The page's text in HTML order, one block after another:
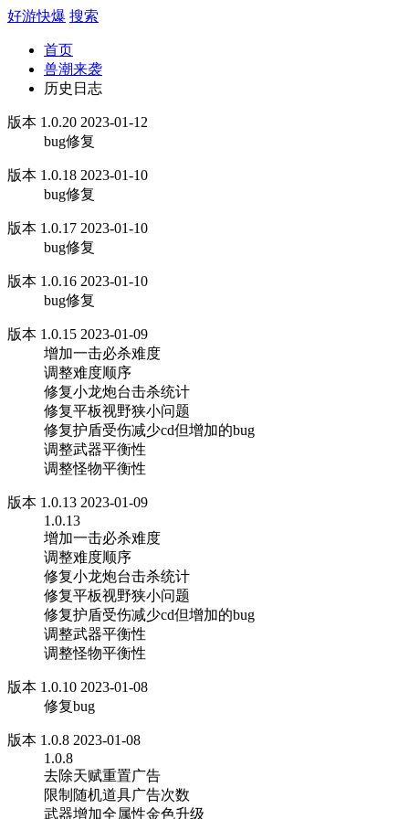
好游快爆 搜索
首页
兽潮来袭
历史日志
版本 1.0.20 2023-01-12
bug修复
版本 1.0.18 2023-01-10
bug修复
版本 1.0.17 2023-01-10
bug修复
版本 1.0.16 2023-01-10
bug修复
版本 1.0.15 2023-01-09
增加一击必杀难度
调整难度顺序
修复小龙炮台击杀统计
修复平板视野狭小问题
修复护盾受伤减少cd但增加的bug
调整武器平衡性
调整怪物平衡性
版本 1.0.13 2023-01-09
1.0.13
增加一击必杀难度
调整难度顺序
修复小龙炮台击杀统计
修复平板视野狭小问题
修复护盾受伤减少cd但增加的bug
调整武器平衡性
调整怪物平衡性
版本 1.0.10 2023-01-08
修复bug
版本 1.0.8 2023-01-08
1.0.8
去除天赋重置广告
限制随机道具广告次数
武器增加全属性金色升级